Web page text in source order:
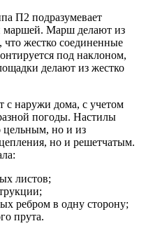
П2 подразумевает
маршей. Марш делают из
жестко соединенные
под наклоном,
делают из жестко
наружи дома, с учетом
погоды. Настилы
цельным, но и из
но и решетчатым.
листов;
ребром в одну сторону;
прута.